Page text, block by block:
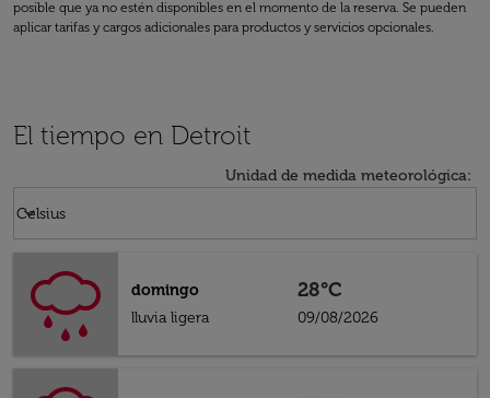
posible que ya no estén disponibles en el momento de la reserva. Se pueden
aplicar tarifas y cargos adicionales para productos y servicios opcionales.
El tiempo en Detroit
Unidad de medida meteorológica:
Celsius
keyboard_arrow_down
domingo
lluvia ligera
28°C
09/08/2026